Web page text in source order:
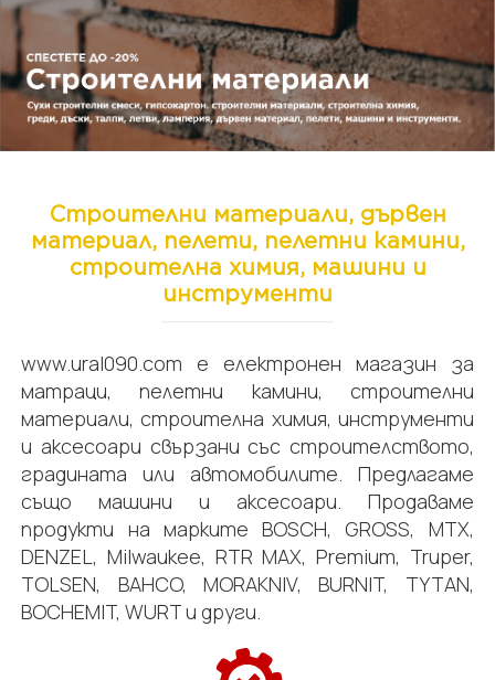
Строителни материали, дървен
материал, пелети, пелетни камини,
строителна химия, машини и
инструменти
www.ural090.com е електронен магазин за
матраци, пелетни камини, строителни
материали, строителна химия, инструменти
и аксесоари свързани със строителството,
градината или автомобилите. Предлагаме
също машини и аксесоари. Продаваме
продукти на марките BOSCH, GROSS, MTX,
DENZEL, Milwaukee, RTR MAX, Premium, Truper,
TOLSEN, BAHCO, MORAKNIV, BURNIT, TYTAN,
BOCHEMIT, WURT и други.